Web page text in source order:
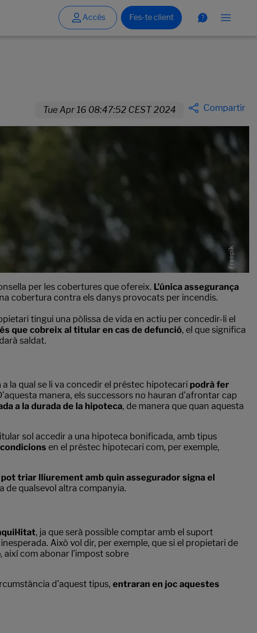
Tue Apr 16 08:47:52 CEST 2024 Compartir
per les cobertures que ofereix. L’única assegurança
cobertura contra els danys provocats per incendis.
tingui una pòlissa de vida en actiu per concedir-li el
que cobreix al titular en cas de defunció, el que significa
saldat.
a la qual se li va concedir el préstec hipotecari podrà fer
manera, els successors no hauran d’afrontar cap
a la durada de la hipoteca, de manera que quan aquesta
sol accedir a una hipoteca bonificada, amb tipus
en el préstec hipotecari com, per exemple,
pot triar lliurement amb quin assegurador signa el
de qualsevol altra companyia.
, ja que serà possible comptar amb el suport
Això vol dir, per exemple, que si el propietari de
així com abonar l’impost sobre
d’aquest tipus, entraran en joc aquestes